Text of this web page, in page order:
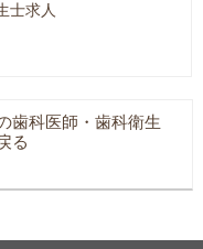
士求人
歯科医師・歯科衛生
る